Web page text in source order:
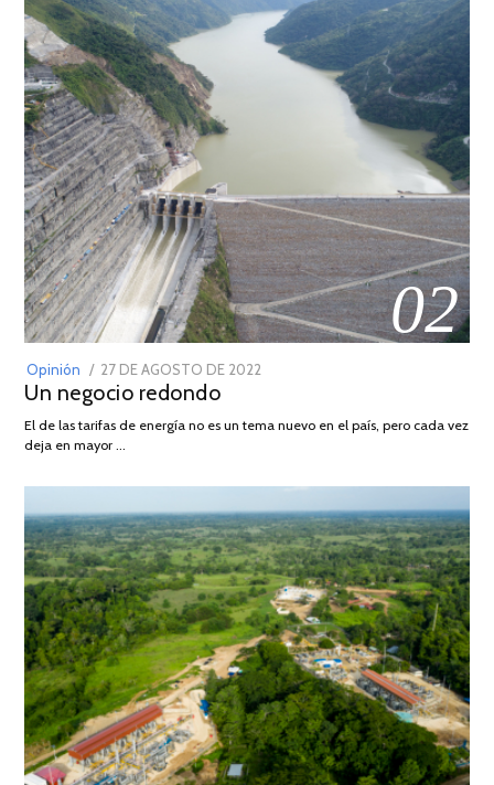
02
Opinión
POSTED
ON
27 DE AGOSTO DE 2022
DE
Un negocio redondo
El de las tarifas de energía no es un tema nuevo en el país, pero cada vez
deja en mayor …